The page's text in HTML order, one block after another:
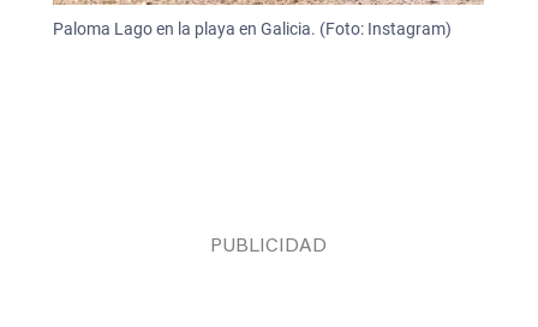
Paloma Lago en la playa en Galicia. (Foto: Instagram)